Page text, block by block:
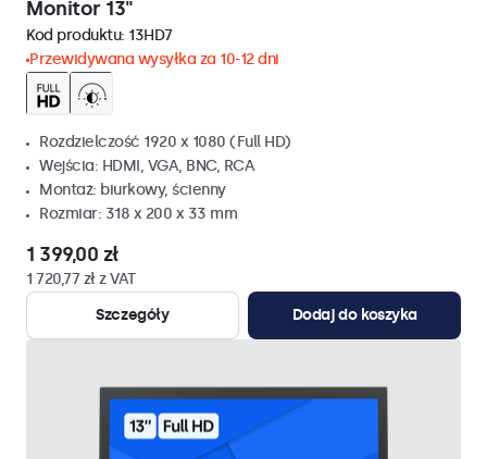
Monitor 13"
Kod produktu: 13HD7
Przewidywana wysyłka za 10-12 dni
Rozdzielczość 1920 x 1080 (Full HD)
Wejścia: HDMI, VGA, BNC, RCA
Montaż: biurkowy, ścienny
Rozmiar: 318 x 200 x 33 mm
1 399,00 zł
1 720,77 zł z VAT
Szczegóły
Dodaj do koszyka